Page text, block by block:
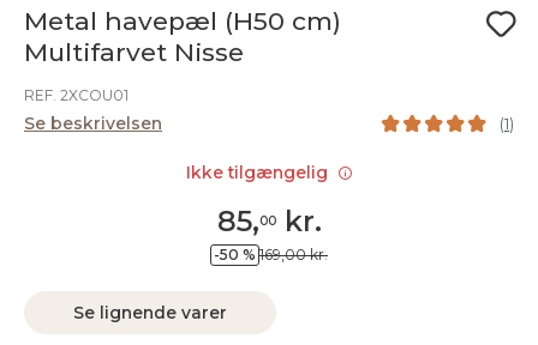
Metal havepæl (H50 cm)
Multifarvet Nisse
REF. 2XCOU01
Se beskrivelsen (1)
85,00kr.
-50 % 169,00 kr.
Se lignende varer